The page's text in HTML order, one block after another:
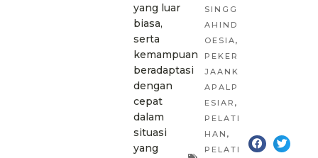
yang luar
biasa,
serta
kemampuan
beradaptasi
dengan
cepat
dalam
situasi
yang
SINGG
AHIND
OESIA,
PEKER
JAANK
APALP
ESIAR ,
PELATI
HAN ,
PELATI